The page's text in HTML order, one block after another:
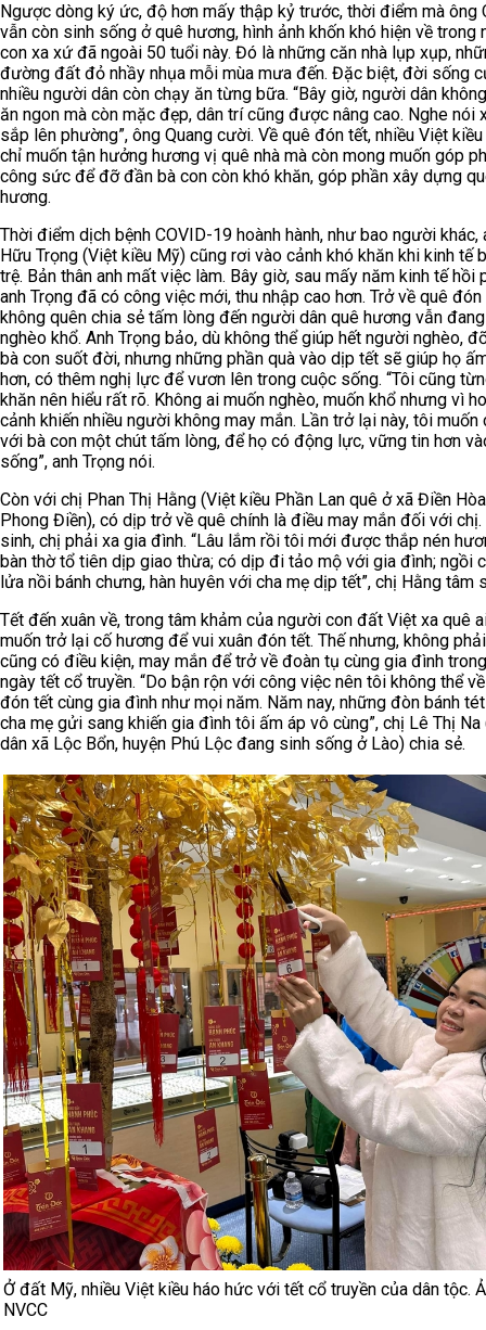
Ngược dòng ký ức, độ hơn mấy thập kỷ trước, thời điểm mà ông
vẫn còn sinh sống ở quê hương, hình ảnh khốn khó hiện về trong
con xa xứ đã ngoài 50 tuổi này. Đó là những căn nhà lụp xụp,
đường đất đỏ nhầy nhụa mỗi mùa mưa đến. Đặc biệt, đời sống
nhiều người dân còn chạy ăn từng bữa. “Bây giờ, người dân
ăn ngon mà còn mặc đẹp, dân trí cũng được nâng cao. Nghe nói
sắp lên phường”, ông Quang cười. Về quê đón tết, nhiều Việt
chỉ muốn tận hưởng hương vị quê nhà mà còn mong muốn góp
công sức để đỡ đần bà con còn khó khăn, góp phần xây dựng
hương.
Thời điểm dịch bệnh COVID-19 hoành hành, như bao người khác,
Hữu Trọng (Việt kiều Mỹ) cũng rơi vào cảnh khó khăn khi kinh tế
trệ. Bản thân anh mất việc làm. Bây giờ, sau mấy năm kinh tế hồi
anh Trọng đã có công việc mới, thu nhập cao hơn. Trở về quê đón
không quên chia sẻ tấm lòng đến người dân quê hương vẫn
nghèo khổ. Anh Trọng bảo, dù không thể giúp hết người nghèo,
bà con suốt đời, nhưng những phần quà vào dịp tết sẽ giúp họ
hơn, có thêm nghị lực để vươn lên trong cuộc sống. “Tôi cũng
khăn nên hiểu rất rõ. Không ai muốn nghèo, muốn khổ nhưng vì
cảnh khiến nhiều người không may mắn. Lần trở lại này, tôi muốn
với bà con một chút tấm lòng, để họ có động lực, vững tin hơn
sống”, anh Trọng nói.
Còn với chị Phan Thị Hằng (Việt kiều Phần Lan quê ở xã Điền
Phong Điền), có dịp trở về quê chính là điều may mắn đối với
sinh, chị phải xa gia đình. “Lâu lắm rồi tôi mới được thắp nén
bàn thờ tổ tiên dịp giao thừa; có dịp đi tảo mộ với gia đình; ngồi
lửa nồi bánh chưng, hàn huyên với cha mẹ dịp tết”, chị Hằng tâm
Tết đến xuân về, trong tâm khảm của người con đất Việt xa quê
muốn trở lại cố hương để vui xuân đón tết. Thế nhưng, không
cũng có điều kiện, may mắn để trở về đoàn tụ cùng gia đình
ngày tết cổ truyền. “Do bận rộn với công việc nên tôi không thể
đón tết cùng gia đình như mọi năm. Năm nay, những đòn bánh
cha mẹ gửi sang khiến gia đình tôi ấm áp vô cùng”, chị Lê Thị
dân xã Lộc Bổn, huyện Phú Lộc đang sinh sống ở Lào) chia sẻ.
Ở đất Mỹ, nhiều Việt kiều háo hức với tết cổ truyền của dân tộc.
NVCC